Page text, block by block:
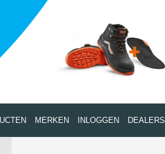
MERKEN INLOGGEN DEALERS